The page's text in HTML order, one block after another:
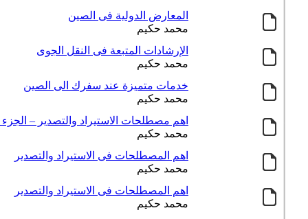
المعارض الدولية فى الصين
محمد حكيم
الإرشادات المتبعة فى النقل الجوى
محمد حكيم
خدمات متميزة عند سفرك الى الصين
محمد حكيم
اهم مصطلحات الاستيراد والتصدير – الجزء
محمد حكيم
اهم المصطلحات فى الاستيراد والتصدير
محمد حكيم
اهم المصطلحات فى الاستيراد والتصدير
محمد حكيم